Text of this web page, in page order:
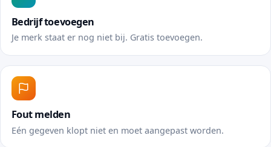
Bedrijf toevoegen
Je merk staat er nog niet bij. Gratis toevoegen.
Fout melden
Eén gegeven klopt niet en moet aangepast worden.